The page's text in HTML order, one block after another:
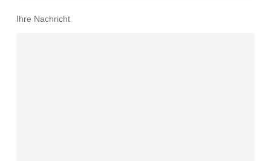
Ihre Nachricht